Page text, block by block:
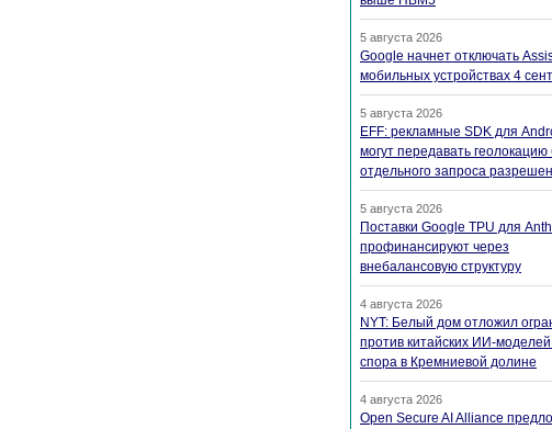
5 августа 2026
Google начнет отключать
мобильных устройствах 4
5 августа 2026
EFF: рекламные SDK для
могут передавать геолокацию
отдельного запроса
5 августа 2026
Поставки Google TPU для
профинансируют через
внебалансовую структуру
4 августа 2026
NYT: Белый дом отложил
против китайских ИИ-
спора в Кремниевой долине
4 августа 2026
Open Secure AI Alliance